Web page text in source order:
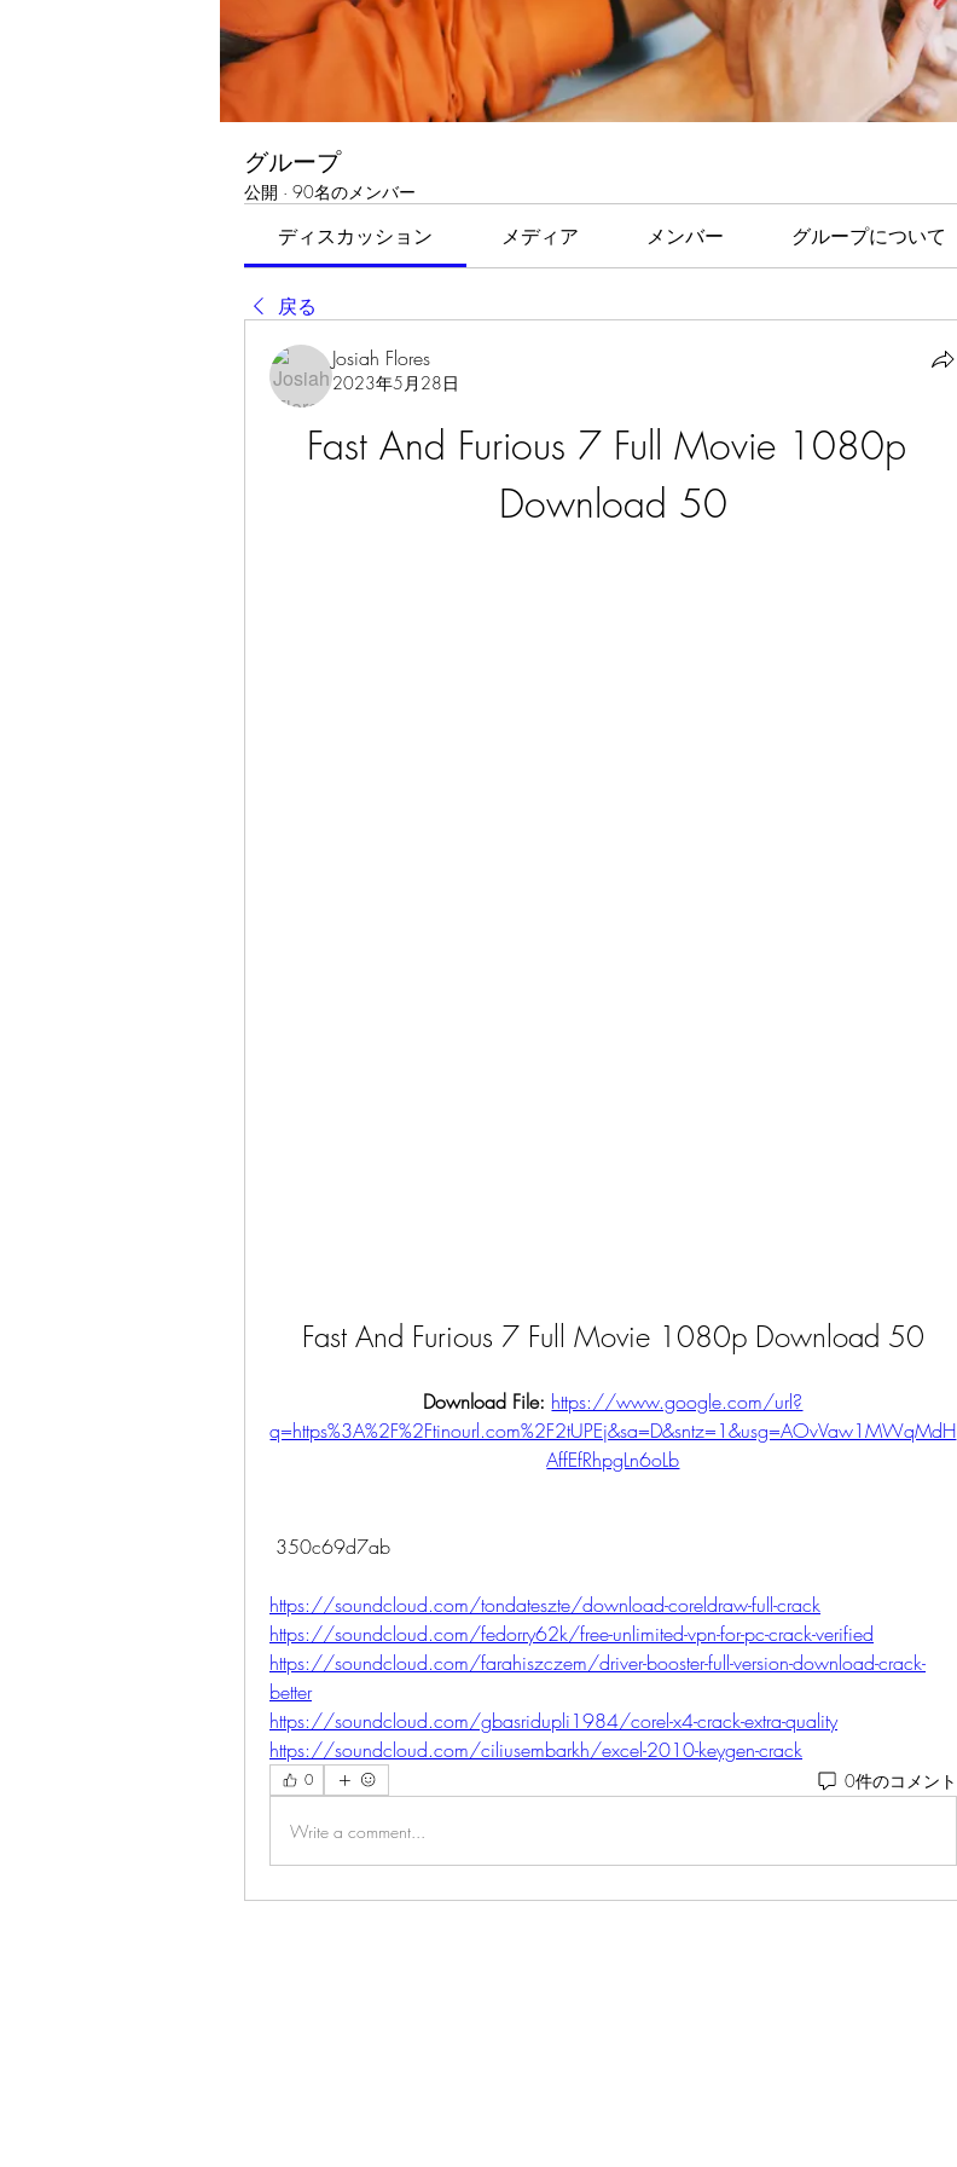
グループ
公開 · 90名のメンバー
ディスカッション メディア メンバー グループについて
戻る
Josiah Flores
2023年5月28日
Fast And Furious 7 Full Movie 1080p
Download 50
Fast And Furious 7 Full Movie 1080p Download 50
Download File: https://www.google.com/url?
q=https%3A%2F%2Ftinourl.com%2F2tUPEj&sa=D&sntz=1&usg=AOvVaw1MWqMdH
AffEfRhpgLn6oLb
350c69d7ab
https://soundcloud.com/tondateszte/download-coreldraw-full-crack
https://soundcloud.com/fedorry62k/free-unlimited-vpn-for-pc-crack-verified
https://soundcloud.com/farahiszczem/driver-booster-full-version-download-crack-
better
https://soundcloud.com/gbasridupli1984/corel-x4-crack-extra-quality
https://soundcloud.com/ciliusembarkh/excel-2010-keygen-crack
0 0件のコメント
Write a comment...